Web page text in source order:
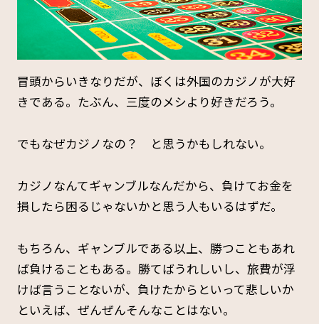
冒頭からいきなりだが、ぼくは外国のカジノが大好
きである。たぶん、三度のメシより好きだろう。
でもなぜカジノなの？ と思うかもしれない。
カジノなんてギャンブルなんだから、負けてお金を
損したら困るじゃないかと思う人もいるはずだ。
もちろん、ギャンブルである以上、勝つこともあれ
ば負けることもある。勝てばうれしいし、旅費が浮
けば言うことないが、負けたからといって悲しいか
といえば、ぜんぜんそんなことはない。